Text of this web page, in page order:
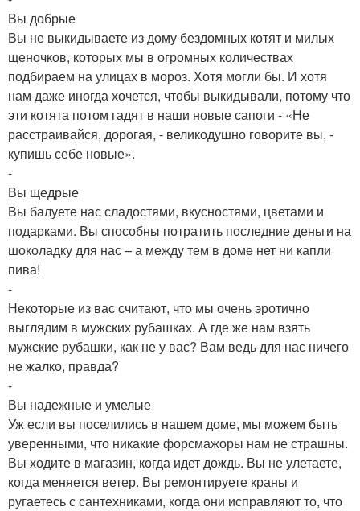
Вы добрые
Вы не выкидываете из дому бездомных котят и милых
щеночков, которых мы в огромных количествах
подбираем на улицах в мороз. Хотя могли бы. И хотя
нам даже иногда хочется, чтобы выкидывали, потому что
эти котята потом гадят в наши новые сапоги - «Не
расстраивайся, дорогая, - великодушно говорите вы, -
купишь себе новые».
-
Вы щедрые
Вы балуете нас сладостями, вкусностями, цветами и
подарками. Вы способны потратить последние деньги на
шоколадку для нас – а между тем в доме нет ни капли
пива!
-
Некоторые из вас считают, что мы очень эротично
выглядим в мужских рубашках. А где же нам взять
мужские рубашки, как не у вас? Вам ведь для нас ничего
не жалко, правда?
-
Вы надежные и умелые
Уж если вы поселились в нашем доме, мы можем быть
уверенными, что никакие форсмажоры нам не страшны.
Вы ходите в магазин, когда идет дождь. Вы не улетаете,
когда меняется ветер. Вы ремонтируете краны и
ругаетесь с сантехниками, когда они исправляют то, что